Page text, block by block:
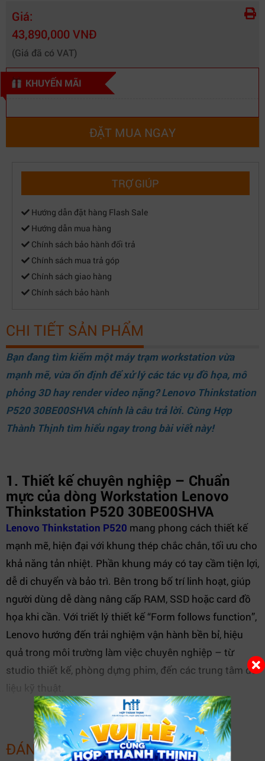
Giá:
43,890,000 VNĐ
(Giá đã có VAT)
KHUYẾN MÃI
ĐẶT MUA NGAY
TRỢ GIÚP
Hướng dẫn đặt hàng Flash Sale
Hướng dẫn mua hàng
Chính sách bảo hành đổi trả
Chính sách mua trả góp
Chính sách giao hàng
Chính sách bảo hành
CHI TIẾT SẢN PHẨM
Bạn đang tìm kiếm một máy trạm workstation vừa
mạnh mẽ, vừa ổn định để xử lý các tác vụ đồ họa, mô
phỏng 3D hay render video nặng? Lenovo Thinkstation
P520 30BE00SHVA chính là câu trả lời. CùngHợp
Thành Thịnh tìm hiểu ngay trong bài viết này!
1. Thiết kế chuyên nghiệp – Chuẩn
mực của dòng Workstation Lenovo
Thinkstation P520 30BE00SHVA
Lenovo Thinkstation P520 mang phong cách thiết kế
mạnh mẽ, hiện đại với khung thép chắc chắn, tối ưu cho
khả năng tản nhiệt. Phần khung máy có tay cầm tiện lợi,
dễ di chuyển và bảo trì. Bên trong bố trí linh hoạt, giúp
người dùng dễ dàng nâng cấp RAM, SSD hoặc card đồ
họa khi cần. Với triết lý thiết kế “Form follows function”,
Lenovo hướng đến trải nghiệm vận hành bền bỉ, hiệu
quả trong môi trường làm việc chuyên nghiệp – từ
studio thiết kế, phòng dựng phim, đến các trung tâm dữ
liệu kỹ thuật.
XEM THÊM
ĐÁNH GIÁ SẢN PHẨM